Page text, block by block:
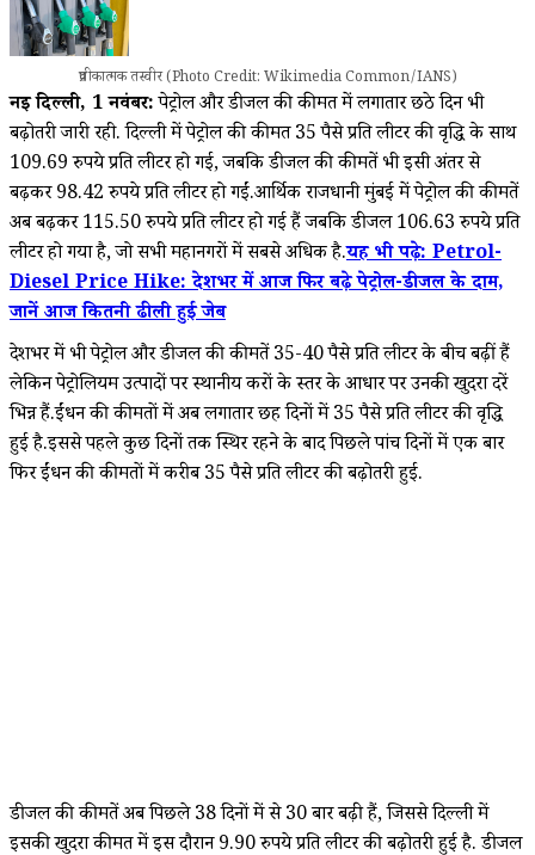
प्रतीकात्मक तस्वीर (Photo Credit: Wikimedia Common/IANS)
नई दिल्ली, 1 नवंबर:पेट्रोल और डीजल की कीमत में लगातार छठे दिन भी
बढ़ोतरी जारी रही. दिल्ली में पेट्रोल की कीमत 35 पैसे प्रति लीटर की वृद्धि के साथ
109.69 रुपये प्रति लीटर हो गई, जबकि डीजल की कीमतें भी इसी अंतर से
बढ़कर 98.42 रुपये प्रति लीटर हो गईं.आर्थिक राजधानी मुंबई में पेट्रोल की कीमतें
अब बढ़कर 115.50 रुपये प्रति लीटर हो गई हैं जबकि डीजल 106.63 रुपये प्रति
लीटर हो गया है, जो सभी महानगरों में सबसे अधिक है.यह भी पढ़े: Petrol-
Diesel Price Hike: देशभर में आज फिर बढ़े पेट्रोल-डीजल के दाम,
जानें आज कितनी ढीली हुई जेब
देशभर में भी पेट्रोल और डीजल की कीमतें 35-40 पैसे प्रति लीटर के बीच बढ़ीं हैं
लेकिन पेट्रोलियम उत्पादों पर स्थानीय करों के स्तर के आधार पर उनकी खुदरा दरें
भिन्न हैं.ईंधन की कीमतों में अब लगातार छह दिनों में 35 पैसे प्रति लीटर की वृद्धि
हुई है.इससे पहले कुछ दिनों तक स्थिर रहने के बाद पिछले पांच दिनों में एक बार
फिर ईंधन की कीमतों में करीब 35 पैसे प्रति लीटर की बढ़ोतरी हुई.
डीजल की कीमतें अब पिछले 38 दिनों में से 30 बार बढ़ी हैं, जिससे दिल्ली में
इसकी खुदरा कीमत में इस दौरान 9.90 रुपये प्रति लीटर की बढ़ोतरी हुई है. डीजल